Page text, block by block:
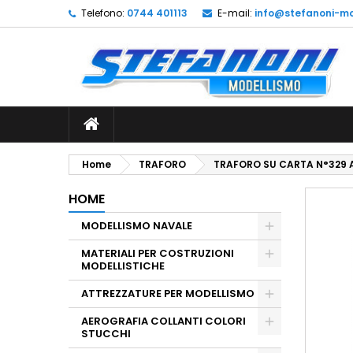
Telefono: 0744 401113 E-mail: info@stefanoni-
Home TRAFORO TRAFORO SU CARTA N°329
HOME
MODELLISMO NAVALE
MATERIALI PER COSTRUZIONI
MODELLISTICHE
ATTREZZATURE PER MODELLISMO
AEROGRAFIA COLLANTI COLORI
STUCCHI